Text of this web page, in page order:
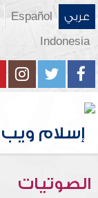
عربي Español
Indonesia
الصوتيات